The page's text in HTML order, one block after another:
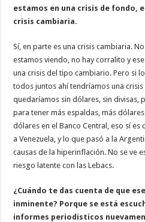
estamos en una crisis de fondo,
crisis cambiaria.
Sí, en parte es una crisis cambiaria.
estamos viendo, no hay corralito y
una crisis del tipo cambiario. Pero si
todos juntos ahí tendríamos una
quedaríamos sin dólares, sin divisas,
para tener más espaldas, más
dólares en el Banco Central, eso sí
a Venezuela, y lo que pasó a la
causas de la hiperinflación. No se ve
riesgo latente con las Lebacs.
¿Cuándo te das cuenta de que
inminente? Porque se está
informes periodísticos